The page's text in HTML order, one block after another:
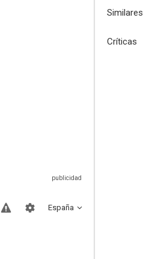
España
Similares
Críticas